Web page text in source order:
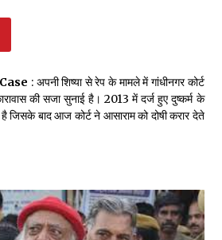
Of The Day 18 May
18, 2022
Of The Day 17 May
17, 2022
Of The Day 14 May
: अपनी शिष्या से रेप के मामले में गांधीनगर कोर्ट
की सजा सुनाई है। 2013 में दर्ज हुए दुष्कर्म के
जिसके बाद आज कोर्ट ने आसाराम को दोषी करार देते